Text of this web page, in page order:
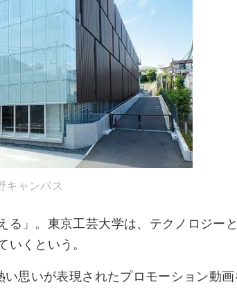
キャンパス
る」。東京工芸大学は、テクノロジー
いくという。
思いが表現されたプロモーション動画